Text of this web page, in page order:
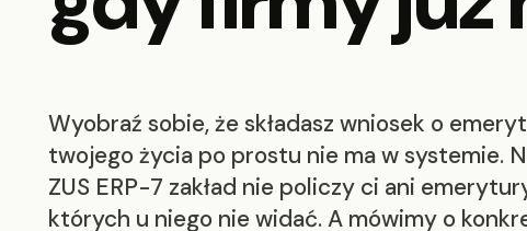
Wyobraź sobie, że składasz wniosek o
twojego życia po prostu nie ma w systemie.
ZUS ERP-7 zakład nie policzy ci ani
których u niego nie widać. A mówimy o